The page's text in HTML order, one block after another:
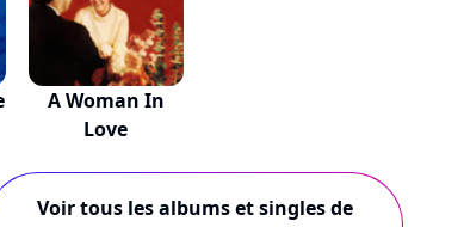
A Woman In
Love
Voir tous les albums et singles de